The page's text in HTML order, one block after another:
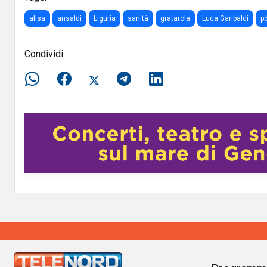
alisa ansaldi Liguria sanità gratarola Luca Garibaldi
Condividi: